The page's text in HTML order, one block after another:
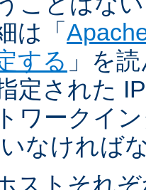
は「
する 」を
定された
ワークイ
なければ
ストそれ